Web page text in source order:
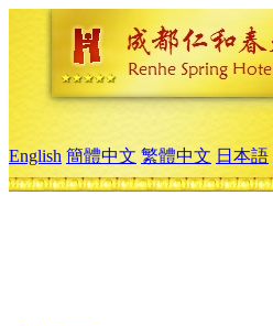
English 簡體中文 繁體中文 日本語